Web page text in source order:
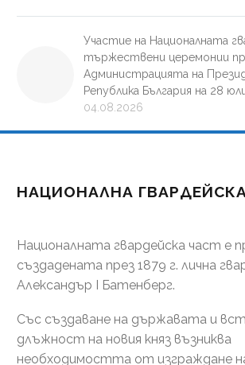
Участие на Националната
тържествени церемонии
Администрацията на
Република България на 28
04.08.2026
НАЦИОНАЛНА
Националната гвардейска част е
създадената през 1879 г. лична
Александър І Батенберг.
Със създаване на държавата и
длъжност на новия княз възниква
необходимостта от изграждане